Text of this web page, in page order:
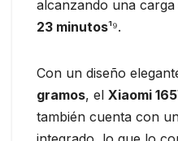
alcanzando una
23 minutos¹⁹.
Con un diseño
gramos, el Xiaomi
también cuenta con